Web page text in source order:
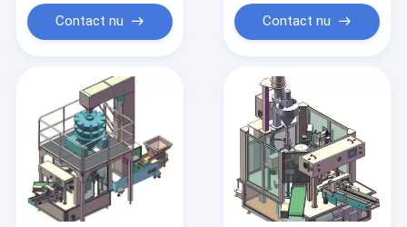
Contact nu Contact nu